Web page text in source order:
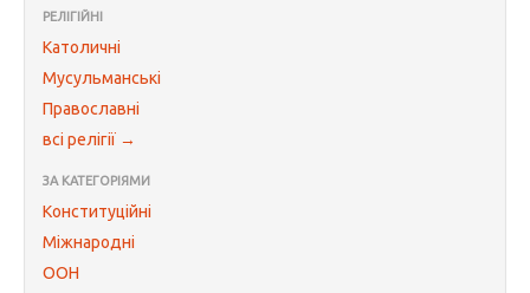
РЕЛІГІЙНІ
Католичні
Мусульманські
Православні
всі релігії →
ЗА КАТЕГОРІЯМИ
Конституційні
Міжнародні
ООН